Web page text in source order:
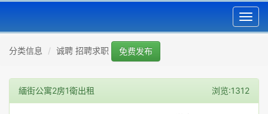
分类信息 诚聘 招聘求职 免费发布
緬街公寓2房1衛出租 浏览:1312